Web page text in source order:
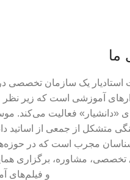
ما
استادیار یک سازمان تخصصی
آموزشی است که زیر
«دانشیار» فعالیت می‌کند.
متشکل از جمعی از اساتید
مجرب است که در
مشاوره، برگزاری
و فیلم‌های